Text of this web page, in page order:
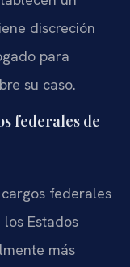
discreción
para
su caso.
federales de
federales
Estados
más